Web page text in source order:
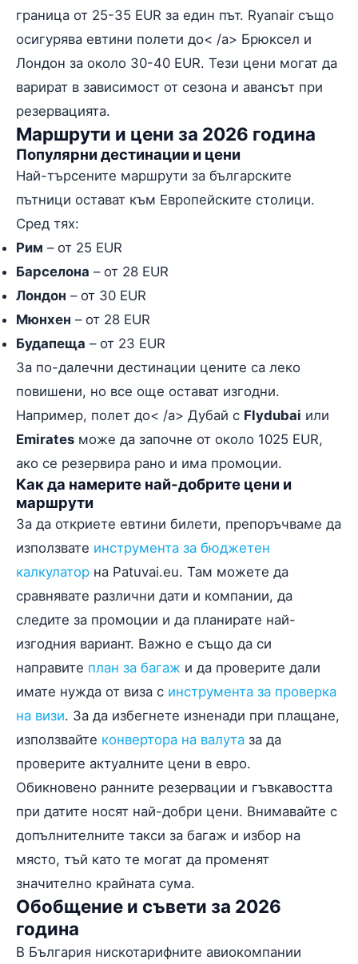
граница от 25-35 EUR за един път. Ryanair също
осигурява евтини полети до< /a> Брюксел и
Лондон за около 30-40 EUR. Тези цени могат да
варират в зависимост от сезона и авансът при
резервацията.
Маршрути и цени за 2026 година
Популярни дестинации и цени
Най-търсените маршрути за българските
пътници остават към Европейските столици.
Сред тях:
Рим – от 25 EUR
Барселона – от 28 EUR
Лондон – от 30 EUR
Мюнхен – от 28 EUR
Будапеща – от 23 EUR
За по-далечни дестинации цените са леко
повишени, но все още остават изгодни.
Например, полет до< /a> Дубай с Flydubai или
Emirates може да започне от около 1025 EUR,
ако се резервира рано и има промоции.
Как да намерите най-добрите цени и
маршрути
За да откриете евтини билети, препоръчваме да
използвате инструмента за бюджетен
калкулатор на Patuvai.eu. Там можете да
сравнявате различни дати и компании, да
следите за промоции и да планирате най-
изгодния вариант. Важно е също да си
направите план за багаж и да проверите дали
имате нужда от виза с инструмента за проверка
на визи. За да избегнете изненади при плащане,
използвайте конвертора на валута за да
проверите актуалните цени в евро.
Обикновено ранните резервации и гъвкавостта
при датите носят най-добри цени. Внимавайте с
допълнителните такси за багаж и избор на
място, тъй като те могат да променят
значително крайната сума.
Обобщение и съвети за 2026
година
В България нискотарифните авиокомпании